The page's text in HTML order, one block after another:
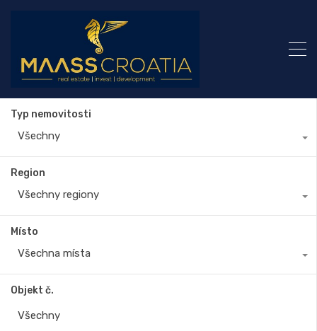
Typ nemovitosti
Všechny
Region
Všechny regiony
Místo
Všechna místa
Objekt č.